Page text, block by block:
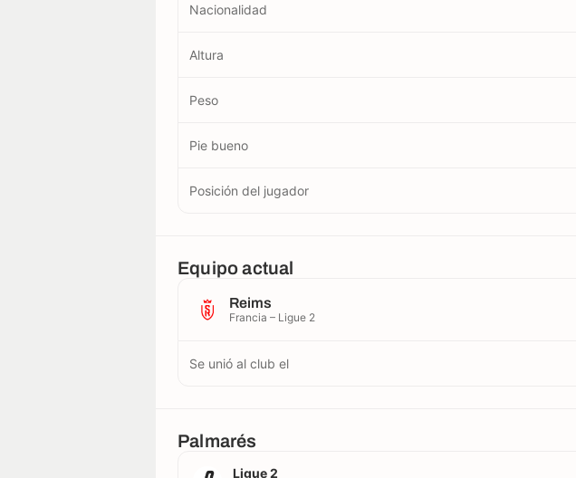
Nacionalidad
Altura
Peso
Pie bueno
Posición del jugador
Equipo actual
Reims
Francia – Ligue 2
Se unió al club el
Palmarés
Ligue 2